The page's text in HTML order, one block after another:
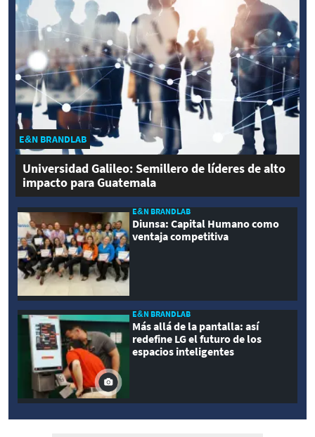
E&N BRANDLAB
Universidad Galileo: Semillero de líderes de alto
impacto para Guatemala
E&N BRANDLAB
Diunsa: Capital Humano como
ventaja competitiva
E&N BRANDLAB
Más allá de la pantalla: así
redefine LG el futuro de los
espacios inteligentes